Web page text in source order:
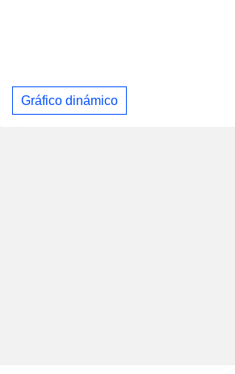
Gráfico dinámico